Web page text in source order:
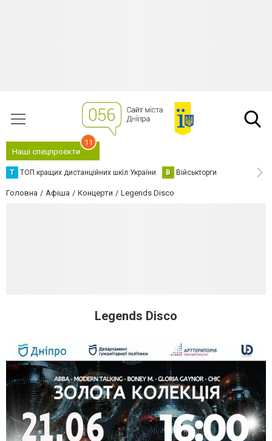
Наші спецпроєкти
11
Т ТОП кращих дистанційних шкіл України В Військторги
Головна Афіша Концерти Legends Disco
Legends Disco